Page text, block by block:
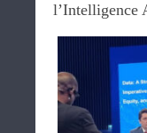
l’Intelligence